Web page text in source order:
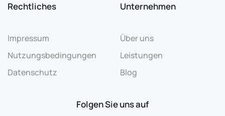
Rechtliches
Impressum
Nutzungsbedingungen
Datenschutz
Unternehmen
Über uns
Leistungen
Blog
Folgen Sie uns auf